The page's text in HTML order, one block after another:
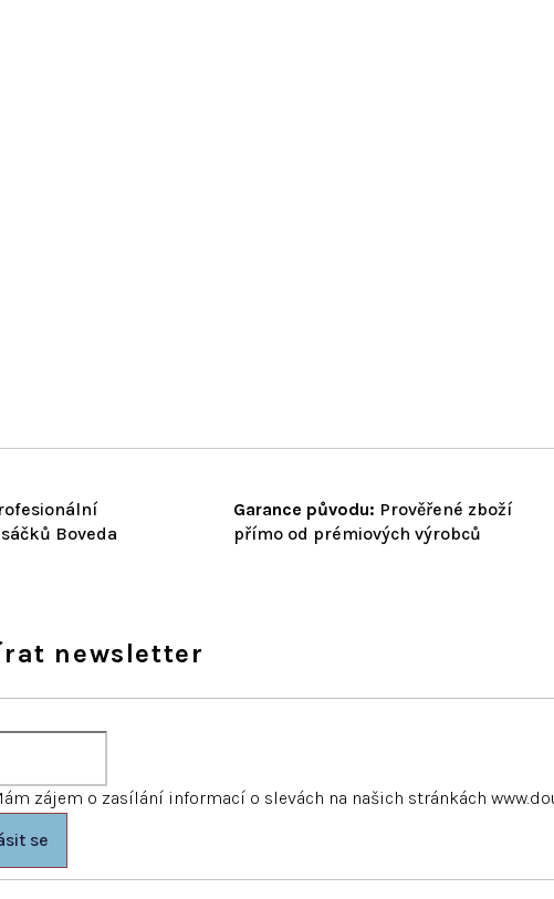
Boveda
Garance původu: Prověřené zboží
přímo od prémiových výrobců
newsletter
zájem o zasílání informací o slevách na našich stránkách
se